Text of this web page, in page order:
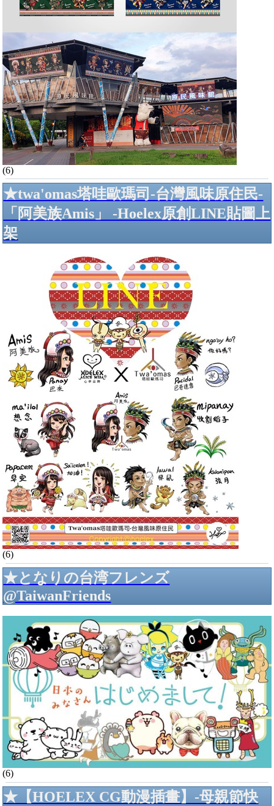
(6)
★twa'omas塔哇歐瑪司-台灣風味原住民-
「阿美族Amis」 -Hoelex原創LINE貼圖上
架
(6)
★となりの台湾フレンズ
@TaiwanFriends
(6)
★【HOELEX CG動漫插畫】-母親節快